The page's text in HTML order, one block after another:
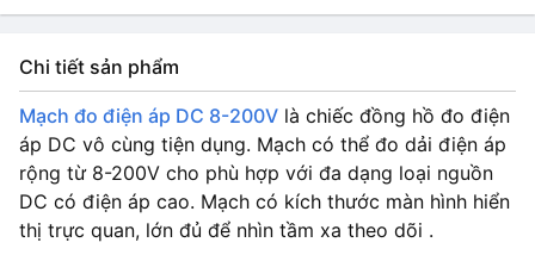
Chi tiết sản phẩm
Mạch đo điện áp DC 8-200V là chiếc đồng hồ đo điện
áp DC vô cùng tiện dụng. Mạch có thể đo dải điện áp
rộng từ 8-200V cho phù hợp với đa dạng loại nguồn
DC có điện áp cao. Mạch có kích thước màn hình hiển
thị trực quan, lớn đủ để nhìn tầm xa theo dõi .